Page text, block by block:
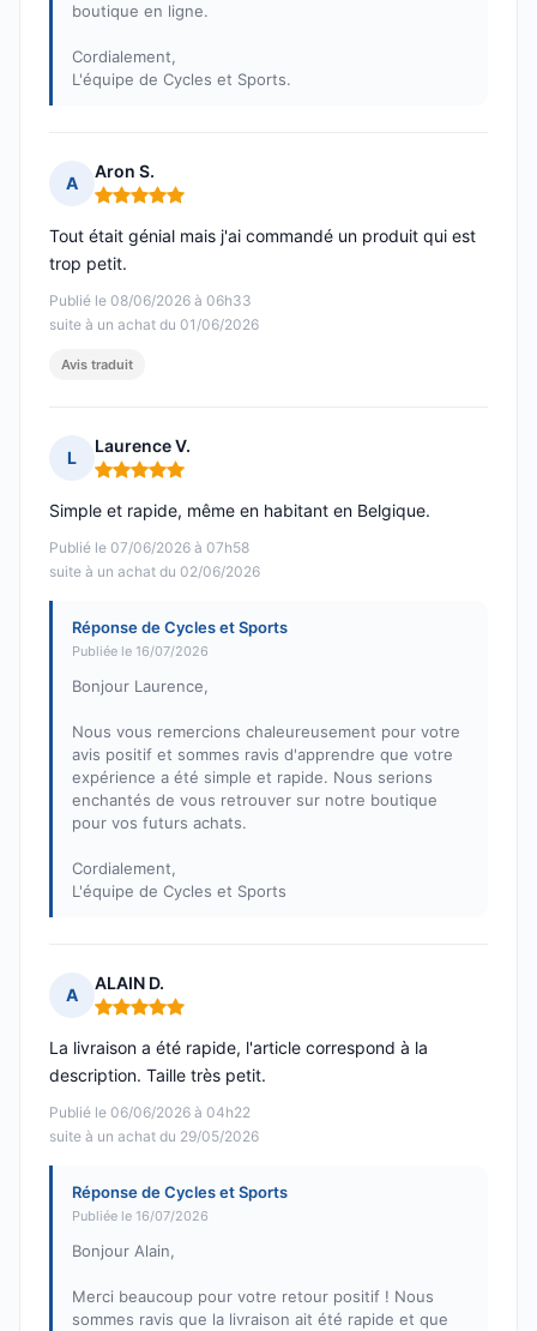
boutique en ligne.
Cordialement,
L'équipe de Cycles et Sports.
A
Aron S.
Note : 5 sur 5
Publié le 08/06/2026 à 06h33
suite à un achat du 01/06/2026
Tout était génial mais j'ai commandé un produit qui est
trop petit.
Avis traduit
L
Laurence V.
Note : 5 sur 5
Publié le 07/06/2026 à 07h58
suite à un achat du 02/06/2026
Simple et rapide, même en habitant en Belgique.
Réponse de Cycles et Sports
Publiée le 16/07/2026
Bonjour Laurence,
Nous vous remercions chaleureusement pour votre
avis positif et sommes ravis d'apprendre que votre
expérience a été simple et rapide. Nous serions
enchantés de vous retrouver sur notre boutique
pour vos futurs achats.
Cordialement,
L'équipe de Cycles et Sports
A
ALAIN D.
Note : 5 sur 5
Publié le 06/06/2026 à 04h22
suite à un achat du 29/05/2026
La livraison a été rapide, l'article correspond à la
description. Taille très petit.
Réponse de Cycles et Sports
Publiée le 16/07/2026
Bonjour Alain,
Merci beaucoup pour votre retour positif ! Nous
sommes ravis que la livraison ait été rapide et que